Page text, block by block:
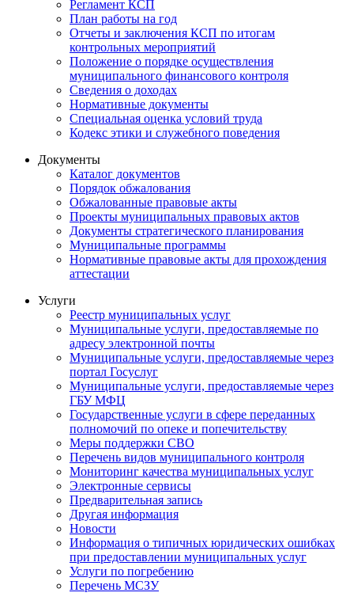
Регламент КСП
План работы на год
Отчеты и заключения КСП по итогам
контрольных мероприятий
Положение о порядке осуществления
муниципального финансового контроля
Сведения о доходах
Нормативные документы
Специальная оценка условий труда
Кодекс этики и служебного поведения
Документы
Каталог документов
Порядок обжалования
Обжалованные правовые акты
Проекты муниципальных правовых актов
Документы стратегического планирования
Муниципальные программы
Нормативные правовые акты для прохождения
аттестации
Услуги
Реестр муниципальных услуг
Муниципальные услуги, предоставляемые по
адресу электронной почты
Муниципальные услуги, предоставляемые через
портал Госуслуг
Муниципальные услуги, предоставляемые через
ГБУ МФЦ
Государственные услуги в сфере переданных
полномочий по опеке и попечительству
Меры поддержки СВО
Перечень видов муниципального контроля
Мониторинг качества муниципальных услуг
Электронные сервисы
Предварительная запись
Другая информация
Новости
Информация о типичных юридических ошибках
при предоставлении муниципальных услуг
Услуги по погребению
Перечень МСЗУ